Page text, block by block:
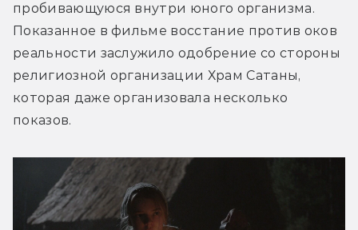
пробивающуюся внутри юного организма.
Показанное в фильме восстание против оков
реальности заслужило одобрение со стороны
религиозной организации Храм Сатаны,
которая даже организовала несколько
показов.